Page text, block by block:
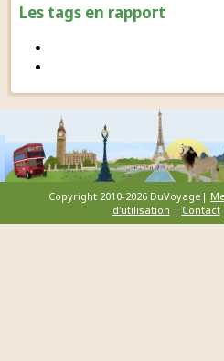
Les tags en rapport
Copyright 2010-2026 DuVoyage|
d'utilisation | Contact